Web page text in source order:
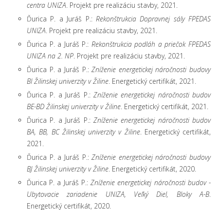
centra UNIZA. Projekt pre realizáciu stavby, 2021.
Ďurica P. a Juráš P.: Rekonštrukcia Dopravnej sály FPEDAS
UNIZA. Projekt pre realizáciu stavby, 2021.
Ďurica P. a Juráš P.: Rekonštrukcia podláh a priečok FPEDAS
UNIZA na 2. NP. Projekt pre realizáciu stavby, 2021.
Ďurica P. a Juráš P.:Zníženie energetickej náročnosti budovy
BI Žilinskej univerzity v Žiline. Energetický certifikát, 2021.
Ďurica P. a Juráš P.: Zníženie energetickej náročnosti budov
BE-BD Žilinskej univerzity v Žiline. Energetický certifikát, 2021.
Ďurica P. a Juráš P.: Zníženie energetickej náročnosti budov
BA, BB, BC Žilinskej univerzity v Žiline. Energetický certifikát,
2021.
Ďurica P. a Juráš P.:Zníženie energetickej náročnosti budovy
BJŽilinskej univerzity v Žiline. Energetický certifikát, 2020.
Ďurica P. a Juráš P.:Zníženie energetickej náročnosti budov -
Ubytovacie zariadenie UNIZA, Veľký Diel, Bloky A-B.
Energetický certifikát, 2020.